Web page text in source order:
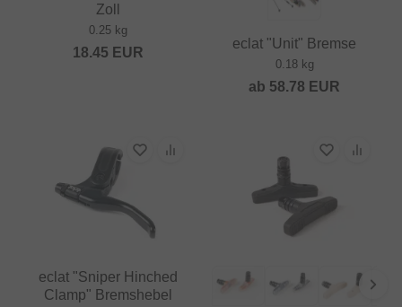
Zoll
0.25 kg
18.45 EUR
eclat "Unit" Bremse
0.18 kg
ab 58.78 EUR
eclat "Sniper Hinched
Clamp" Bremshebel